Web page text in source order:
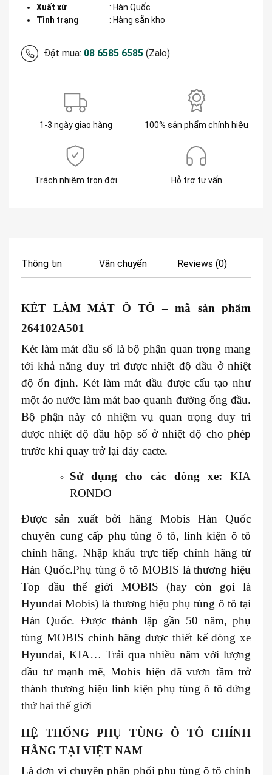
Xuất xứ
: Hàn Quốc
Tình trạng
: Hàng sẵn kho
Đặt mua: 08 6585 6585 (Zalo)
1-3 ngày giao hàng 100% sản phẩm chính hiệu
Trách nhiệm trọn đời Hỗ trợ tư vấn
Thông tin Vận chuyển Reviews (0)
KÉT LÀM MÁT Ô TÔ– mã sản phẩm
264102A501
Két làm mát dầu số là bộ phận quan trọng mang
tới khả năng duy trì được nhiệt độ dầu ở nhiệt
độ ổn định. Két làm mát dầu được cấu tạo như
một áo nước làm mát bao quanh đường ống đầu.
Bộ phận này có nhiệm vụ quan trọng duy trì
được nhiệt độ dầu hộp số ở nhiệt độ cho phép
trước khi quay trở lại đáy cacte.
Sử dụng cho các dòng xe: KIA
RONDO
Được sản xuất bởi hãng Mobis Hàn Quốc
chuyên cung cấp phụ tùng ô tô, linh kiện ô tô
chính hãng. Nhập khẩu trực tiếp chính hãng từ
Hàn Quốc.Phụ tùng ô tô MOBIS là thương hiệu
Top đầu thế giới MOBIS (hay còn gọi là
Hyundai Mobis) là thương hiệu phụ tùng ô tô tại
Hàn Quốc. Được thành lập gần 50 năm, phụ
tùng MOBIS chính hãng được thiết kế dòng xe
Hyundai, KIA… Trải qua nhiều năm với lượng
đầu tư mạnh mẽ, Mobis hiện đã vươn tầm trở
thành thương hiệu linh kiện phụ tùng ô tô đứng
thứ hai thế giới
HỆ THỐNG PHỤ TÙNG Ô TÔ CHÍNH
HÃNG TẠI VIỆT NAM
Là đơn vị chuyên phân phối phụ tùng ô tô chính